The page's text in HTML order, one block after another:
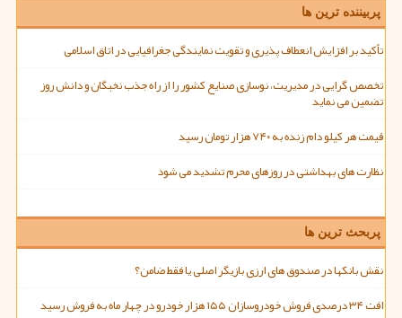
پربیننده ترین ها
تأکید بر افزایش انعطاف پذیری و تقویت نمایندگی جغرافیایی در اتاق اسلامی
تخصص گرایی در مدیریت، نوسازی صنایع کشور را از راه جذب نخبگان و دانش روز
تضمین می نماید
قیمت هر کیلو دام زنده به ۷۴۰ هزار تومان رسید
نظارت های بهداشتی در روزهای محرم تشدید می شود
پربحث ترین ها
نقش بانکها در صندوق های ارزی بازیگر اصلی یا فقط ضامن؟
افت ۳۴ درصدی فروش خودروسازان ۱۵۵ هزار خودرو در چهار ماه به فروش رسید